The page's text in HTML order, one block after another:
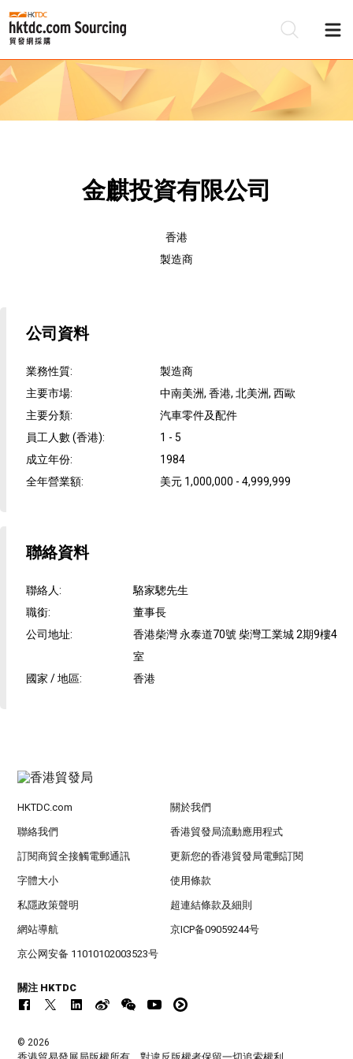
金麒投資有限公司
香港
製造商
公司資料
業務性質:
製造商
主要市場:
中南美洲, 香港, 北美洲, 西歐
主要分類:
汽車零件及配件
員工人數 (香港):
1 - 5
成立年份:
1984
全年營業額: 美元 1,000,000 - 4,999,999
聯絡資料
聯絡人:
駱家驄先生
職銜:
董事長
公司地址:
香港柴灣 永泰道70號 柴灣工業城 2期9樓4
室
國家 / 地區: 香港
HKTDC.com 關於我們
聯絡我們 香港貿發局流動應用程式
訂閱商貿全接觸電郵通訊 更新您的香港貿發局電郵訂閱
字體大小 使用條款
私隱政策聲明 超連結條款及細則
網站導航 京ICP备09059244号
京公网安备 11010102003523号
關注 HKTDC
© 2026